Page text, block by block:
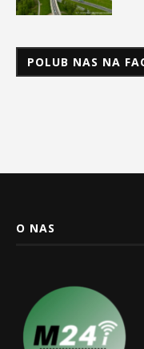
POLUB NAS NA
O NAS